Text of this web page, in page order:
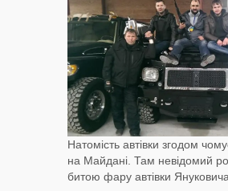
Натомість автівки згодом
на Майдані. Там невідомий
битою фару автівки